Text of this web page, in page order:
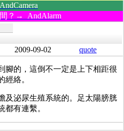
？→ AndAlarm
2009-09-02 quote
腳的，這倒不一定是上下相距很
經絡。
及泌尿生殖系統的。足太陽膀胱
都有連繫。